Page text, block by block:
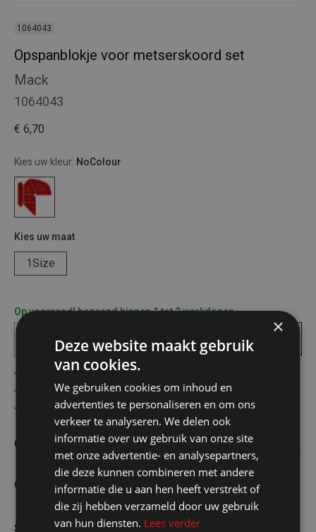
1064043
Opspanblokje voor metserskoord set
Mack
1064043
€ 6,70
Kies uw kleur: NoColour
Kies uw maat
1Size
Op voorraad! bezorgd binnen 1 tot 2 werkdagen
Inwinkelmandje
Gratis verzending in België vanaf €75
Veilig online betalen
Advies op maat
Omschrijving
Opspanblokje voor metserskoord set
Specificaties
×
Deze website maakt gebruik
van cookies.
We gebruiken cookies om inhoud en
advertenties te personaliseren en om ons
verkeer te analyseren. We delen ook
informatie over uw gebruik van onze site
met onze advertentie- en analysepartners,
die deze kunnen combineren met andere
informatie die u aan hen heeft verstrekt of
die zij hebben verzameld door uw gebruik
van hun diensten. Lees verder